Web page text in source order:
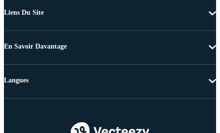
Liens Du Site
En Savoir Davantage
Langues